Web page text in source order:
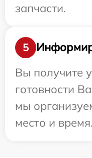
запчасти.
5
Вы получите
готовности
мы
место и время.